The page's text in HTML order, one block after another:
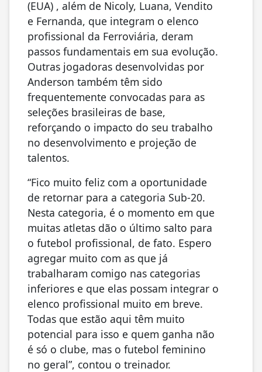
(EUA) , além de Nicoly, Luana, Vendito
e Fernanda, que integram o elenco
profissional da Ferroviária, deram
passos fundamentais em sua evolução.
Outras jogadoras desenvolvidas por
Anderson também têm sido
frequentemente convocadas para as
seleções brasileiras de base,
reforçando o impacto do seu trabalho
no desenvolvimento e projeção de
talentos.
“Fico muito feliz com a oportunidade
de retornar para a categoria Sub-20.
Nesta categoria, é o momento em que
muitas atletas dão o último salto para
o futebol profissional, de fato. Espero
agregar muito com as que já
trabalharam comigo nas categorias
inferiores e que elas possam integrar o
elenco profissional muito em breve.
Todas que estão aqui têm muito
potencial para isso e quem ganha não
é só o clube, mas o futebol feminino
no geral”, contou o treinador.